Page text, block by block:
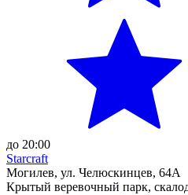
до 20:00
Starcraft
Могилев, ул. Челюскинцев, 64А
Крытый веревочный парк,